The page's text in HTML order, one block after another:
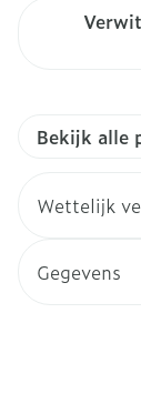
Bekijk alle
Wettelijk
Gegevens